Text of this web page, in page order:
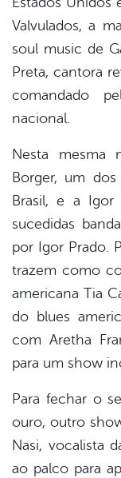
Valvulados, a
soul music de
Preta, cantora
comandado
nacional.
Nesta mesma
Borger, um
Brasil, e a Igor
sucedidas
por Igor Prado.
trazem como
americana Tia
do blues
com Aretha
para um show
Para fechar o
ouro, outro
Nasi, vocalista
ao palco para